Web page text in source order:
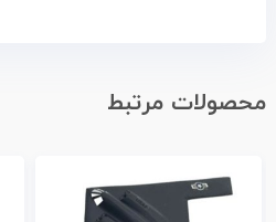
محصولات مرتبط